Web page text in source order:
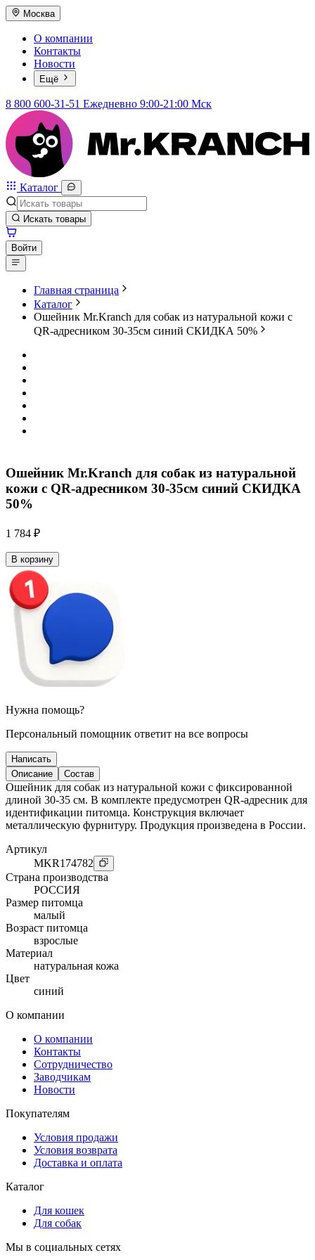
Москва
О компании
Контакты
Новости
Ещё
8 800 600-31-51 Ежедневно 9:00-21:00 Мск
Каталог
Искать товары
Войти
Главная страница
Каталог
Ошейник Mr.Kranch для собак из натуральной кожи с
QR-адресником 30-35см синий СКИДКА 50%
Ошейник Mr.Kranch для собак из натуральной
кожи с QR-адресником 30-35см синий СКИДКА
50%
1 784 ₽
В корзину
Нужна помощь?
Персональный помощник ответит на все вопросы
Написать
Описание
Состав
Ошейник для собак из натуральной кожи с фиксированной
длиной 30-35 см. В комплекте предусмотрен QR-адресник для
идентификации питомца. Конструкция включает
металлическую фурнитуру. Продукция произведена в России.
Артикул
MKR174782
Страна производства
РОССИЯ
Размер питомца
малый
Возраст питомца
взрослые
Материал
натуральная кожа
Цвет
синий
О компании
О компании
Контакты
Сотрудничество
Заводчикам
Новости
Покупателям
Условия продажи
Условия возврата
Доставка и оплата
Каталог
Для кошек
Для собак
Мы в социальных сетях